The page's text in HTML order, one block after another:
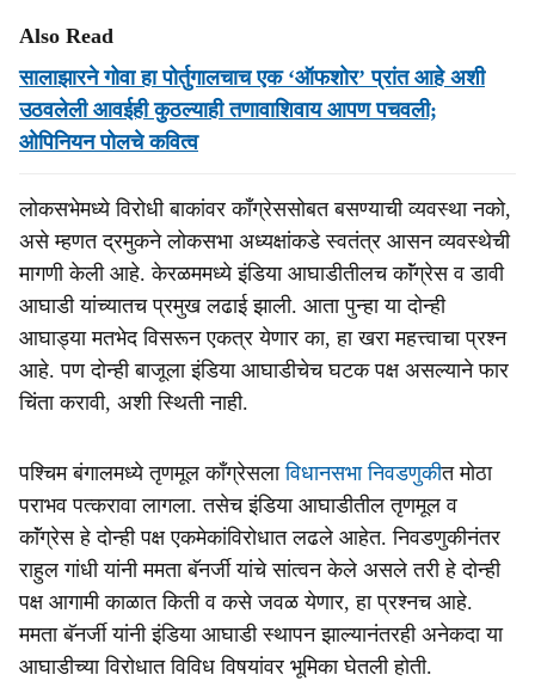
Also Read
सालाझारने गोवा हा पोर्तुगालचाच एक ‘ऑफशोर’ प्रांत आहे अशी
उठवलेली आवईही कुठल्याही तणावाशिवाय आपण पचवली;
ओपिनियन पोलचे कवित्व
लोकसभेमध्ये विरोधी बाकांवर काँग्रेससोबत बसण्याची व्यवस्था नको,
असे म्हणत द्रमुकने लोकसभा अध्यक्षांकडे स्वतंत्र आसन व्यवस्थेची
मागणी केली आहे. केरळममध्ये इंडिया आघाडीतीलच काॅंग्रेस व डावी
आघाडी यांच्यातच प्रमुख लढाई झाली. आता पुन्हा या दोन्ही
आघाड्या मतभेद विसरून एकत्र येणार का, हा खरा महत्त्वाचा प्रश्न
आहे. पण दोन्ही बाजूला इंडिया आघाडीचेच घटक पक्ष असल्याने फार
चिंता करावी, अशी स्थिती नाही.
पश्‍चिम बंगालमध्ये तृणमूल काँग्रेसलाविधानसभा निवडणुकीत मोठा
पराभव पत्करावा लागला. तसेच इंडिया आघाडीतील तृणमूल व
काॅंग्रेस हे दोन्ही पक्ष एकमेकांविरोधात लढले आहेत. निवडणुकीनंतर
राहुल गांधी यांनी ममता बॅनर्जी यांचे सांत्वन केले असले तरी हे दोन्ही
पक्ष आगामी काळात किती व कसे जवळ येणार, हा प्रश्नच आहे.
ममता बॅनर्जी यांनी इंडिया आघाडी स्थापन झाल्यानंतरही अनेकदा या
आघाडीच्या विरोधात विविध विषयांवर भूमिका घेतली होती.